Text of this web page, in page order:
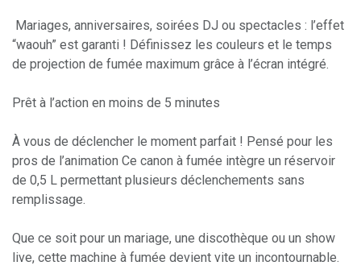
Mariages, anniversaires, soirées DJ ou spectacles : l’effet
“waouh” est garanti ! Définissez les couleurs et le temps
de projection de fumée maximum grâce à l’écran intégré.
Prêt à l’action en moins de 5 minutes
À vous de déclencher le moment parfait ! Pensé pour les
pros de l’animation Ce canon à fumée intègre un réservoir
de 0,5 L permettant plusieurs déclenchements sans
remplissage.
Que ce soit pour un mariage, une discothèque ou un show
live, cette machine à fumée devient vite un incontournable.